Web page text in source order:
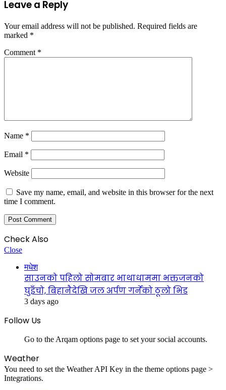
Leave a Reply
Your email address will not be published. Required fields are
marked *
Comment *
Name *
Email *
Website
Save my name, email, and website in this browser for the next
time I comment.
Check Also
Close
मधेश
साउनको पहिलो सोमबार भाथाधाममा भक्तजनको
घुइँचो, बिहानैदेखि जल अर्पण गर्नेको ठूलो भिड
3 days ago
Follow Us
Go to the Arqam options page to set your social accounts.
Weather
You need to set the Weather API Key in the theme options page >
Integrations.